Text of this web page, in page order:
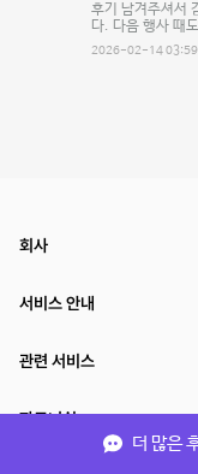
후기 남겨주셔서
다. 다음 행사 때
2026-02-14
더 많은
회사
서비스 안내
관련 서비스
파트너쉽